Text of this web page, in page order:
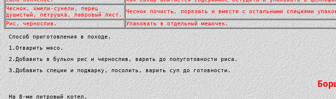
Чеснок, хмели-сунели, перец
душистый, петрушка, лавровый лист.
Чеснок почисть, порезать и вместе с остальными специями
Рис, чернослив.
Упаковать в отдельный мешочек.
Способ приготовления в походе.
1.Отварить мясо.
2.Добавить в бульон рис и чернослив, варить до полуготовности риса.
3.Добавить специи и поджарку, посолить, варить суп до готовности.
На 8-ми литровый котел.